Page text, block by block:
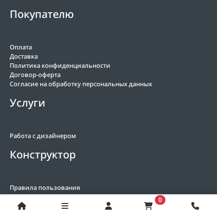
Покупателю
Оплата
Доставка
Политика конфиденциальности
Договор-оферта
Согласие на обработку персональных данных
Услуги
Работа с дизайнером
Конструктор
Правила пользования
0В корзину